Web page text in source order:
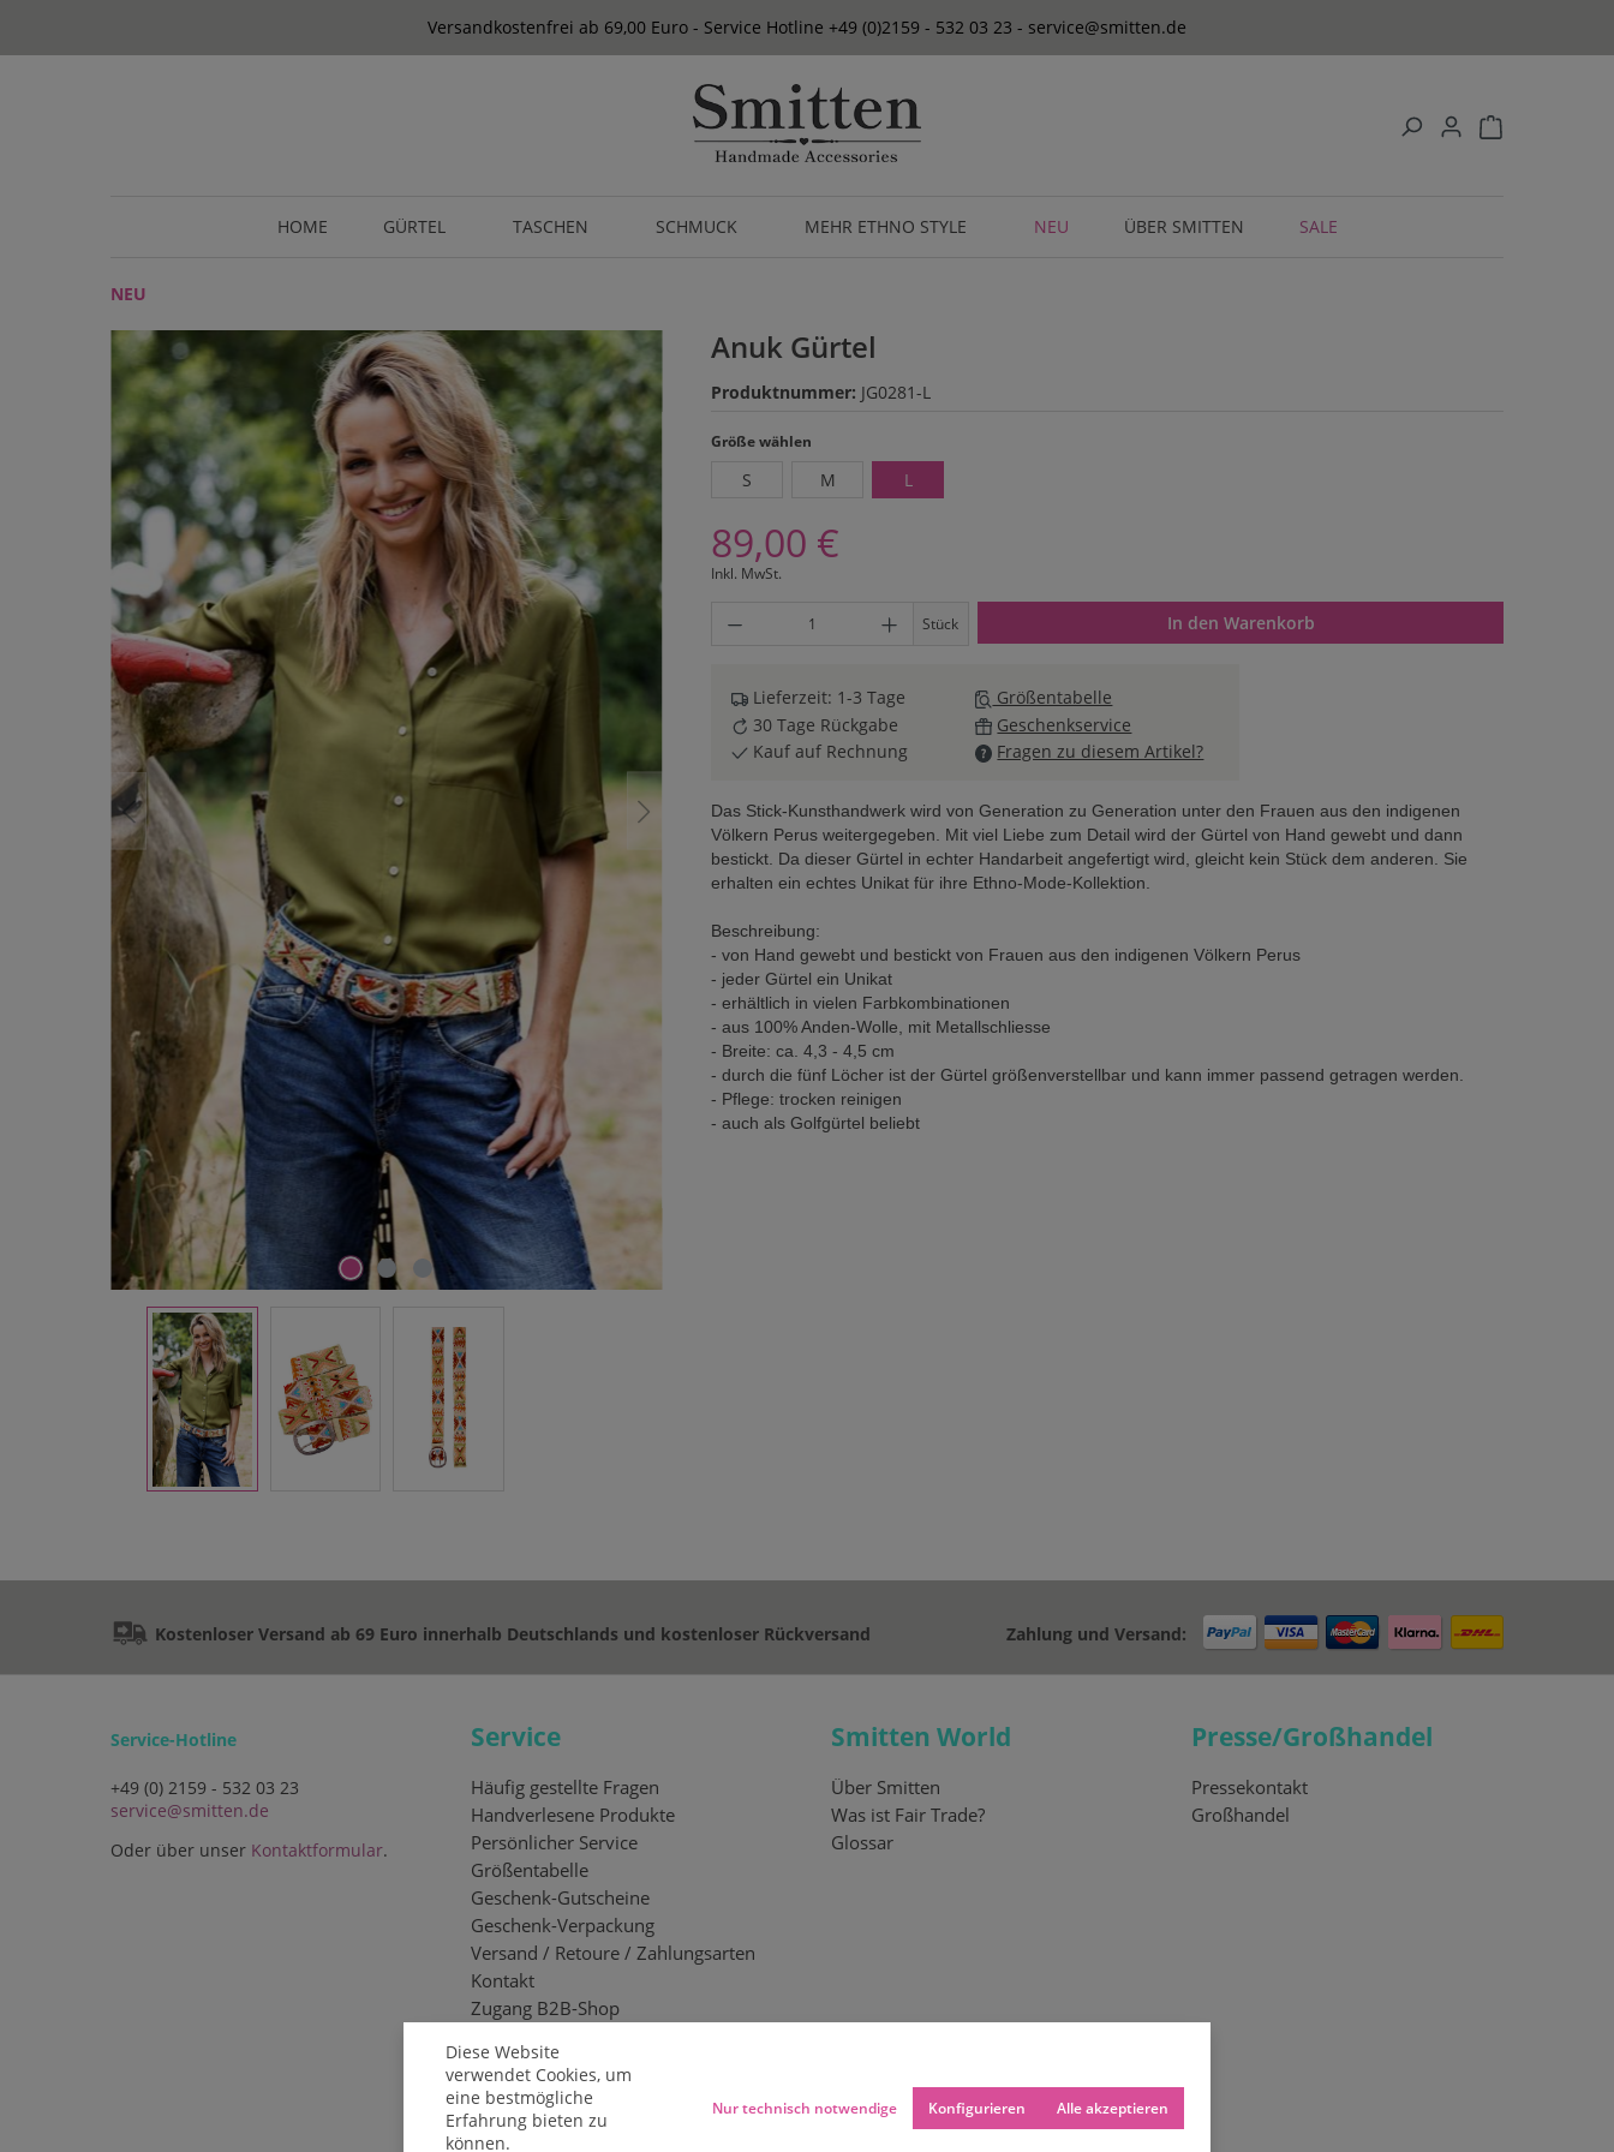
Versandkostenfrei ab 69,00 Euro - Service Hotline +49 (0)2159 - 532 03 23 - service@smitten.de
HOME GÜRTEL TASCHEN SCHMUCK MEHR ETHNO STYLE NEU ÜBER SMITTEN SALE
NEU
Bildergalerie überspringen Anuk Gürtel
Produktnummer: JG0281-L
Größe wählen
S
M L
89,00 €
Inkl. MwSt.
Produkt Anzahl: Gib den gewünschten Wert ein oder benutze die Schaltflächen um die Anzahl zu erhöhen
Stück In den Warenkorb
Lieferzeit: 1-3 Tage
Größentabelle
30 Tage Rückgabe
Geschenkservice
Kauf auf Rechnung
Fragen zu diesem Artikel?
Das Stick-Kunsthandwerk wird von Generation zu Generation unter den Frauen aus den indigenen
Völkern Perus weitergegeben. Mit viel Liebe zum Detail wird der Gürtel von Hand gewebt und dann
bestickt. Da dieser Gürtel in echter Handarbeit angefertigt wird, gleicht kein Stück dem anderen. Sie
erhalten ein echtes Unikat für ihre Ethno-Mode-Kollektion.
Beschreibung:
- von Hand gewebt und bestickt von Frauen aus den indigenen Völkern Perus
- jeder Gürtel ein Unikat
- erhältlich in vielen Farbkombinationen
- aus 100% Anden-Wolle, mit Metallschliesse
- Breite: ca. 4,3 - 4,5 cm
- durch die fünf Löcher ist der Gürtel größenverstellbar und kann immer passend getragen werden.
- Pflege: trocken reinigen
- auch als Golfgürtel beliebt
Kostenloser Versand ab 69 Euro innerhalb Deutschlands und kostenloser Rückversand Zahlung und Versand:
Service-Hotline
+49 (0) 2159 - 532 03 23
service@smitten.de
Oder über unser Kontaktformular.
Service
Häufig gestellte Fragen
Handverlesene Produkte
Persönlicher Service
Größentabelle
Geschenk-Gutscheine
Geschenk-Verpackung
Versand / Retoure / Zahlungsarten
Kontakt
Zugang B2B-Shop
Smitten World
Über Smitten
Was ist Fair Trade?
Glossar
Presse/Großhandel
Pressekontakt
Großhandel
Diese Website
verwendet Cookies, um
eine bestmögliche
Erfahrung bieten zu
können.
Nur technisch notwendige Konfigurieren Alle akzeptieren